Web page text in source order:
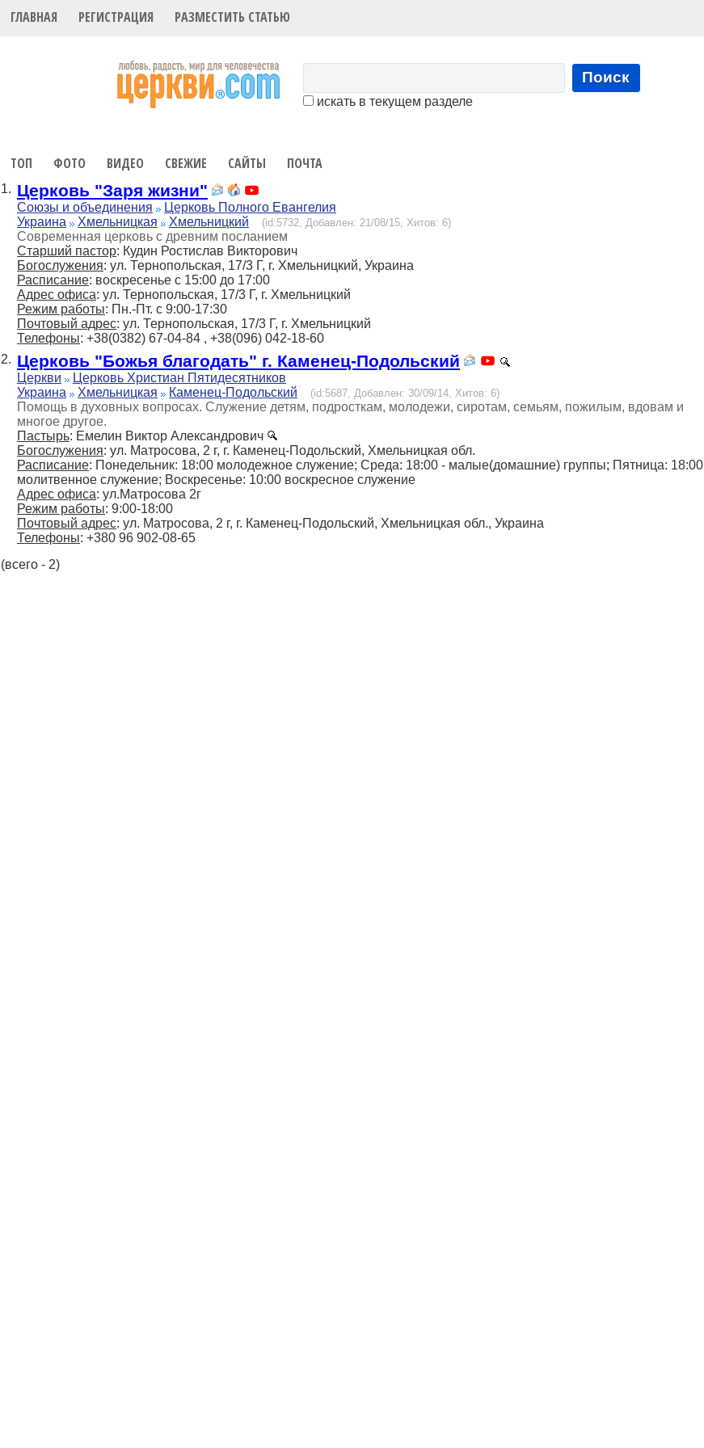
ГЛАВНАЯ РЕГИСТРАЦИЯ РАЗМЕСТИТЬ СТАТЬЮ
Поиск
искать в текущем разделе
ТОП ФОТО ВИДЕО СВЕЖИЕ САЙТЫ ПОЧТА
1. Церковь "Заря жизни"
Союзы и объединения
Церковь Полного Евангелия
Украина
Хмельницкая Хмельницкий (id:5732, Добавлен: 21/08/15, Хитов: 6)
Современная церковь с древним посланием
Старший пастор: Кудин Ростислав Викторович
Богослужения: ул. Тернопольская, 17/3 Г, г. Хмельницкий, Украина
Расписание: воскресенье с 15:00 до 17:00
Адрес офиса: ул. Тернопольская, 17/3 Г, г. Хмельницкий
Режим работы: Пн.-Пт. с 9:00-17:30
Почтовый адрес: ул. Тернопольская, 17/3 Г, г. Хмельницкий
Телефоны: +38(0382) 67-04-84 , +38(096) 042-18-60
2. Церковь "Божья благодать" г. Каменец-Подольский
Церкви
Церковь Христиан Пятидесятников
Украина
Хмельницкая Каменец-Подольский (id:5687, Добавлен: 30/09/14, Хитов: 6)
Помощь в духовных вопросах. Служение детям, подросткам, молодежи, сиротам, семьям, пожилым, вдовам и
многое другое.
Пастырь: Емелин Виктор Александрович
Богослужения: ул. Матросова, 2 г, г. Каменец-Подольский, Хмельницкая обл.
Расписание: Понедельник: 18:00 молодежное служение; Среда: 18:00 - малые(домашние) группы; Пятница: 18:00
молитвенное служение; Воскресенье: 10:00 воскресное служение
Адрес офиса: ул.Матросова 2г
Режим работы: 9:00-18:00
Почтовый адрес: ул. Матросова, 2 г, г. Каменец-Подольский, Хмельницкая обл., Украина
Телефоны: +380 96 902-08-65
(всего - 2)